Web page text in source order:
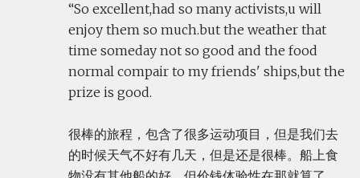
So excellent,had so many activists,u will
enjoy them so much.but the weather that
time someday not so good and the food
normal compair to my friends' ships,but the
prize is good.
很棒的旅程，包含了很多运动项目，但是我们去
的时候天气不好有几天，但是还是很棒。船上食